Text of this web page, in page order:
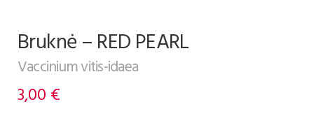
Bruknė – RED PEARL
Vaccinium vitis-idaea
3,00 €